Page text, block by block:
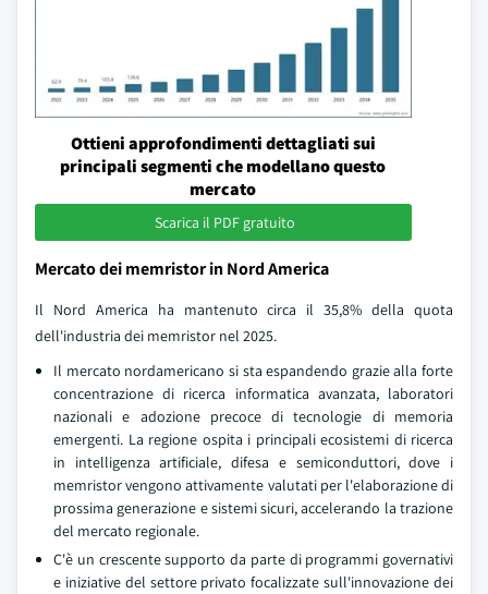
Ottieni approfondimenti dettagliati sui
principali segmenti che modellano questo
mercato
Scarica il PDF gratuito
Mercato dei memristor in Nord America
Il Nord America ha mantenuto circa il 35,8% della quota
dell'industria dei memristor nel 2025.
Il mercato nordamericano si sta espandendo grazie alla forte
concentrazione di ricerca informatica avanzata, laboratori
nazionali e adozione precoce di tecnologie di memoria
emergenti. La regione ospita i principali ecosistemi di ricerca
in intelligenza artificiale, difesa e semiconduttori, dove i
memristor vengono attivamente valutati per l'elaborazione di
prossima generazione e sistemi sicuri, accelerando la trazione
del mercato regionale.
C'è un crescente supporto da parte di programmi governativi
e iniziative del settore privato focalizzate sull'innovazione dei